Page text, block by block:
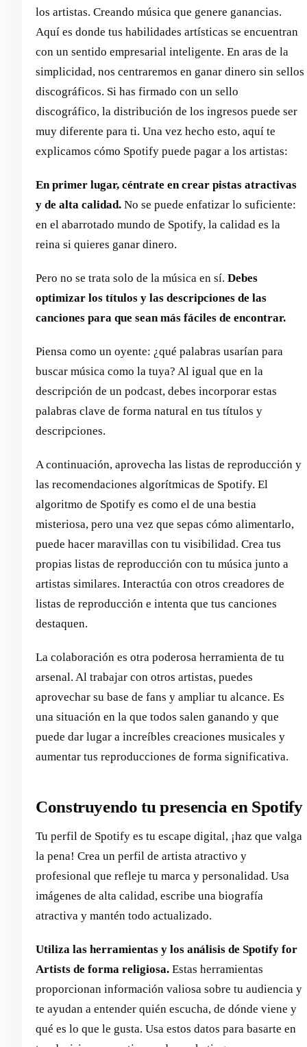
los artistas. Creando música que genere ganancias.
Aquí es donde tus habilidades artísticas se encuentran
con un sentido empresarial inteligente. En aras de la
simplicidad, nos centraremos en ganar dinero sin sellos
discográficos. Si has firmado con un sello
discográfico, la distribución de los ingresos puede ser
muy diferente para ti. Una vez hecho esto, aquí te
explicamos cómo Spotify puede pagar a los artistas:
En primer lugar, céntrate en crear pistas atractivas
y de alta calidad. No se puede enfatizar lo suficiente:
en el abarrotado mundo de Spotify, la calidad es la
reina si quieres ganar dinero.
Pero no se trata solo de la música en sí. Debes
optimizar los títulos y las descripciones de las
canciones para que sean más fáciles de encontrar.
Piensa como un oyente: ¿qué palabras usarían para
buscar música como la tuya? Al igual que en la
descripción de un podcast, debes incorporar estas
palabras clave de forma natural en tus títulos y
descripciones.
A continuación, aprovecha las listas de reproducción y
las recomendaciones algorítmicas de Spotify. El
algoritmo de Spotify es como el de una bestia
misteriosa, pero una vez que sepas cómo alimentarlo,
puede hacer maravillas con tu visibilidad. Crea tus
propias listas de reproducción con tu música junto a
artistas similares. Interactúa con otros creadores de
listas de reproducción e intenta que tus canciones
destaquen.
La colaboración es otra poderosa herramienta de tu
arsenal. Al trabajar con otros artistas, puedes
aprovechar su base de fans y ampliar tu alcance. Es
una situación en la que todos salen ganando y que
puede dar lugar a increíbles creaciones musicales y
aumentar tus reproducciones de forma significativa.
Construyendo tu presencia en Spotify
Tu perfil de Spotify es tu escape digital, ¡haz que valga
la pena! Crea un perfil de artista atractivo y
profesional que refleje tu marca y personalidad. Usa
imágenes de alta calidad, escribe una biografía
atractiva y mantén todo actualizado.
Utiliza las herramientas y los análisis de Spotify for
Artists de forma religiosa. Estas herramientas
proporcionan información valiosa sobre tu audiencia y
te ayudan a entender quién escucha, de dónde viene y
qué es lo que le gusta. Usa estos datos para basarte en